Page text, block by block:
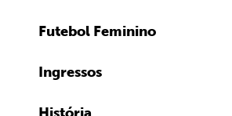
Futebol Feminino
Ingressos